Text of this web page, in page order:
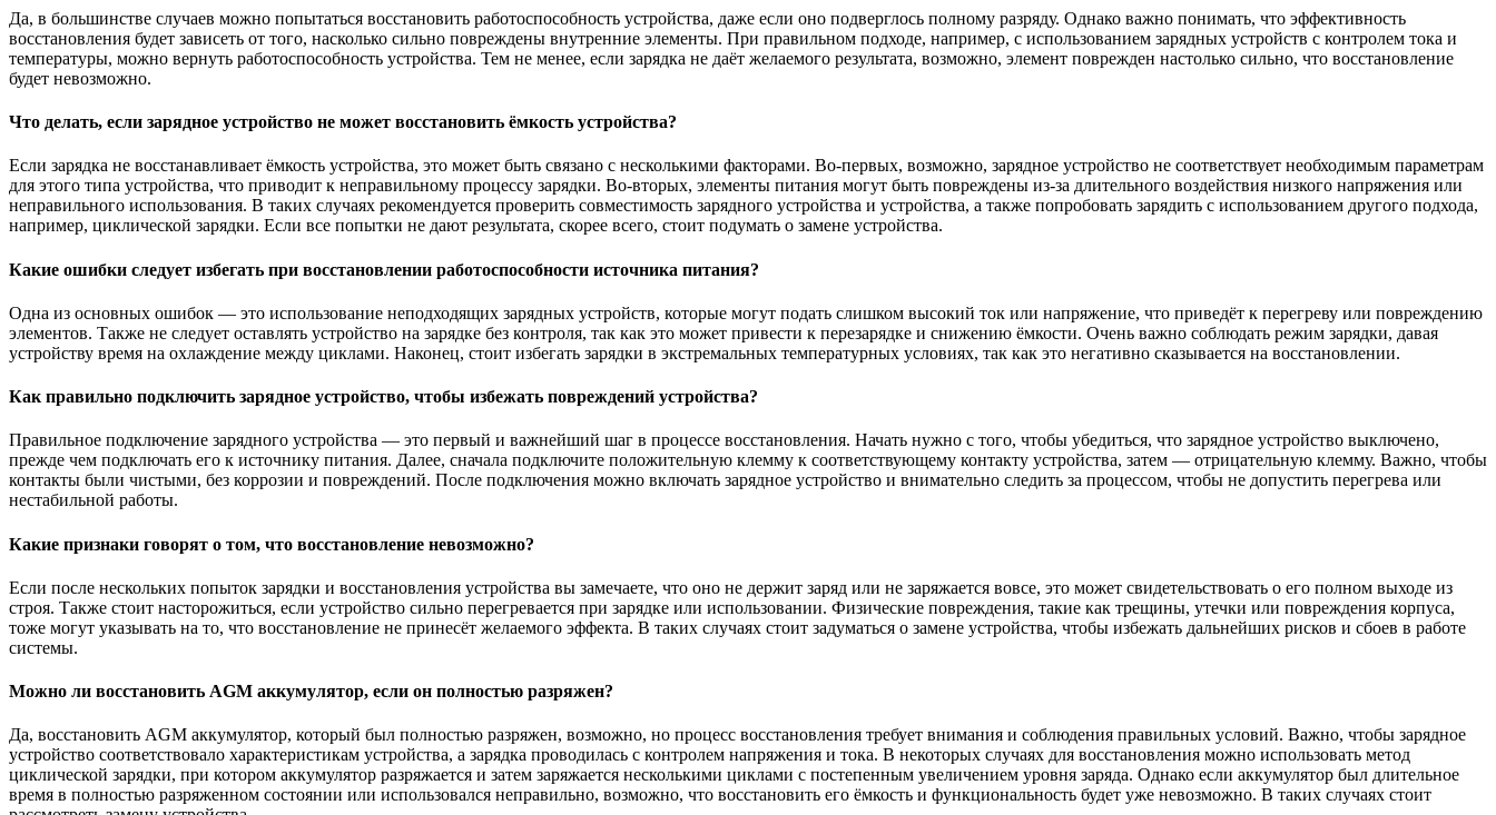
Да, в большинстве случаев можно попытаться восстановить работоспособность устройства, даже если оно подверглось полному разряду. Однако важно понимать, что эффективность
восстановления будет зависеть от того, насколько сильно повреждены внутренние элементы. При правильном подходе, например, с использованием зарядных устройств с контролем тока и
температуры, можно вернуть работоспособность устройства. Тем не менее, если зарядка не даёт желаемого результата, возможно, элемент поврежден настолько сильно, что восстановление
будет невозможно.
Что делать, если зарядное устройство не может восстановить ёмкость устройства?
Если зарядка не восстанавливает ёмкость устройства, это может быть связано с несколькими факторами. Во-первых, возможно, зарядное устройство не соответствует необходимым параметрам
для этого типа устройства, что приводит к неправильному процессу зарядки. Во-вторых, элементы питания могут быть повреждены из-за длительного воздействия низкого напряжения или
неправильного использования. В таких случаях рекомендуется проверить совместимость зарядного устройства и устройства, а также попробовать зарядить с использованием другого подхода,
например, циклической зарядки. Если все попытки не дают результата, скорее всего, стоит подумать о замене устройства.
Какие ошибки следует избегать при восстановлении работоспособности источника питания?
Одна из основных ошибок — это использование неподходящих зарядных устройств, которые могут подать слишком высокий ток или напряжение, что приведёт к перегреву или повреждению
элементов. Также не следует оставлять устройство на зарядке без контроля, так как это может привести к перезарядке и снижению ёмкости. Очень важно соблюдать режим зарядки, давая
устройству время на охлаждение между циклами. Наконец, стоит избегать зарядки в экстремальных температурных условиях, так как это негативно сказывается на восстановлении.
Как правильно подключить зарядное устройство, чтобы избежать повреждений устройства?
Правильное подключение зарядного устройства — это первый и важнейший шаг в процессе восстановления. Начать нужно с того, чтобы убедиться, что зарядное устройство выключено,
прежде чем подключать его к источнику питания. Далее, сначала подключите положительную клемму к соответствующему контакту устройства, затем — отрицательную клемму. Важно, чтобы
контакты были чистыми, без коррозии и повреждений. После подключения можно включать зарядное устройство и внимательно следить за процессом, чтобы не допустить перегрева или
нестабильной работы.
Какие признаки говорят о том, что восстановление невозможно?
Если после нескольких попыток зарядки и восстановления устройства вы замечаете, что оно не держит заряд или не заряжается вовсе, это может свидетельствовать о его полном выходе из
строя. Также стоит насторожиться, если устройство сильно перегревается при зарядке или использовании. Физические повреждения, такие как трещины, утечки или повреждения корпуса,
тоже могут указывать на то, что восстановление не принесёт желаемого эффекта. В таких случаях стоит задуматься о замене устройства, чтобы избежать дальнейших рисков и сбоев в работе
системы.
Можно ли восстановить AGM аккумулятор, если он полностью разряжен?
Да, восстановить AGM аккумулятор, который был полностью разряжен, возможно, но процесс восстановления требует внимания и соблюдения правильных условий. Важно, чтобы зарядное
устройство соответствовало характеристикам устройства, а зарядка проводилась с контролем напряжения и тока. В некоторых случаях для восстановления можно использовать метод
циклической зарядки, при котором аккумулятор разряжается и затем заряжается несколькими циклами с постепенным увеличением уровня заряда. Однако если аккумулятор был длительное
время в полностью разряженном состоянии или использовался неправильно, возможно, что восстановить его ёмкость и функциональность будет уже невозможно. В таких случаях стоит